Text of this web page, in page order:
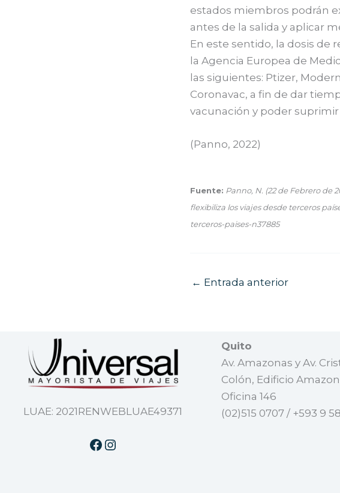
estados miembros podrán
antes de la salida y aplicar
En este sentido, la dosis de
la Agencia Europea de
las siguientes: Ptizer,
Coronavac, a fin de dar
vacunación y poder suprimir
(Panno, 2022)
Fuente: Panno, N. (22 de Febrero de
flexibiliza los viajes desde terceros
terceros-paises-n37885
← Entrada anterior
LUAE: 2021RENWEBLUAE49371
Quito
Av. Amazonas y Av.
Colón, Edificio
Oficina 146
(02)515 0707 / +593 9